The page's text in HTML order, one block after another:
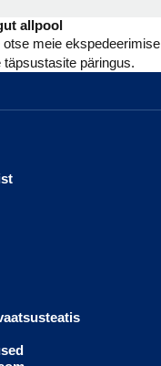
allpool
meie ekspedeerimise
päringus.